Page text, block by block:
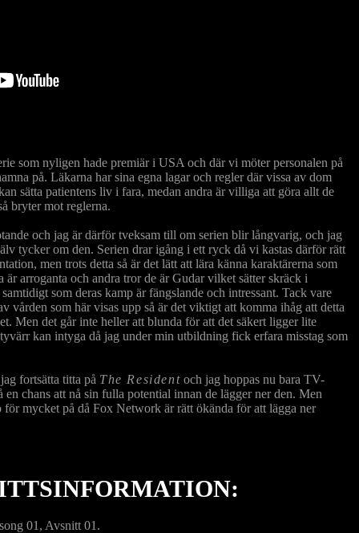
som nyligen hade premiär i USA och där vi möter personalen på
på. Läkarna har sina egna lagar och regler där vissa av dom
sätta patientens liv i fara, medan andra är villiga att göra allt de
bryter mot reglerna.
och jag är därför tveksam till om serien blir långvarig, och jag
tycker om den. Serien drar igång i ett ryck då vi kastas därför rätt
men trots detta så är det lätt att lära känna karaktärerna som
arroganta och andra tror de är Gudar vilket sätter skräck i
som deras kamp är fängslande och intressant. Tack vare
vården som här visas upp så är det viktigt att komma ihåg att detta
Men det går inte heller att blunda för att det säkert ligger lite
kan intyga då jag under min utbildning fick erfara misstag som
fortsätta titta på The Resident och jag hoppas nu bara TV-
chans att nå sin fulla potential innan de lägger ner den. Men
mycket på då Fox Network är rätt ökända för att lägga ner
01, Avsnitt 01.